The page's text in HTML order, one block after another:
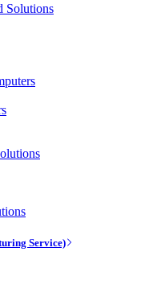
Solutions
Service)